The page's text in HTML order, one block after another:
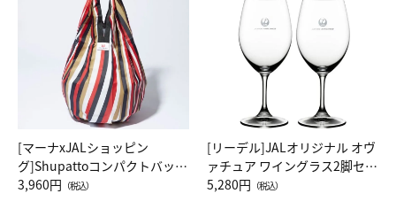
[マーナxJALショッピン
グ]Shupattoコンパクトバッグ
Drop JAL客室乗務員（LC）ス
3,960円 （税込）
[リーデル]JALオリジナル オヴ
ァチュア ワイングラス2脚セッ
ト（レッドワイン）
5,280円 （税込）